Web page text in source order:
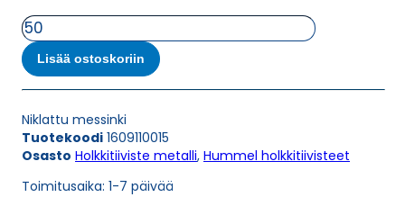
HSK-
M
PG
11
HOLKKITIIVISTE
määrä
Lisää ostoskoriin
Niklattu messinki
Tuotekoodi 1609110015
Osasto Holkkitiiviste metalli, Hummel holkkitiivisteet
Toimitusaika: 1-7 päivää